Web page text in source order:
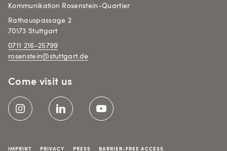
Kommunikation Rosenstein-Quartier
Rathauspassage 2
70173 Stuttgart
0711 216-25799
rosenstein@stuttgart.de
Come visit us
IMPRINT PRIVACY PRESS BARRIER-FREE ACCESS